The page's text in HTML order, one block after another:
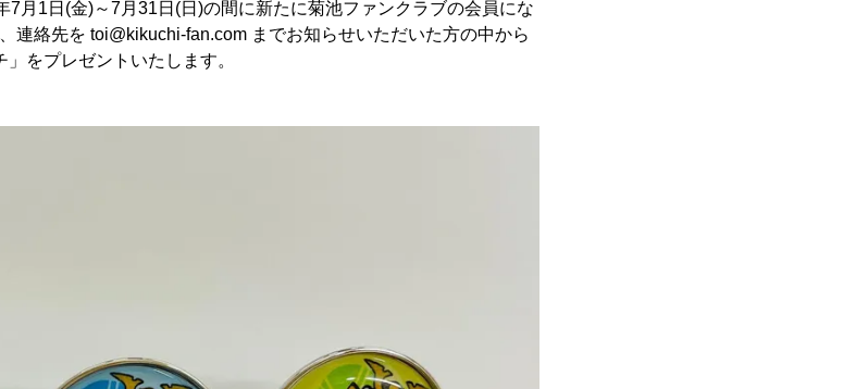
月1日(金)～7月31日(日)の間に新たに菊池ファンクラブの会員にな
連絡先を toi@kikuchi-fan.com までお知らせいただいた方の中から
をプレゼントいたします。